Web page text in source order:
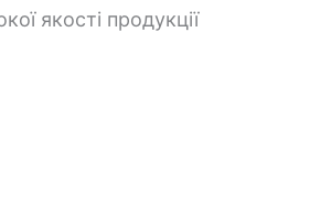
якості продукції